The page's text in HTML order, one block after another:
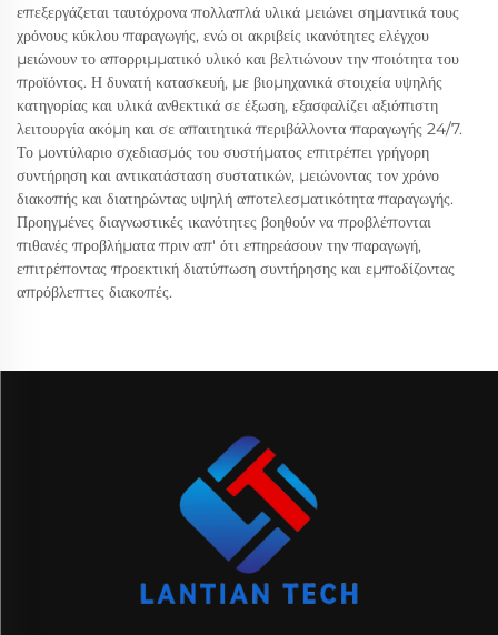
επεξεργάζεται ταυτόχρονα πολλαπλά υλικά μειώνει σημαντικά τους
χρόνους κύκλου παραγωγής, ενώ οι ακριβείς ικανότητες ελέγχου
μειώνουν το απορριμματικό υλικό και βελτιώνουν την ποιότητα του
προϊόντος. Η δυνατή κατασκευή, με βιομηχανικά στοιχεία υψηλής
κατηγορίας και υλικά ανθεκτικά σε έξωση, εξασφαλίζει αξιόπιστη
λειτουργία ακόμη και σε απαιτητικά περιβάλλοντα παραγωγής 24/7.
Το μοντύλαριο σχεδιασμός του συστήματος επιτρέπει γρήγορη
συντήρηση και αντικατάσταση συστατικών, μειώνοντας τον χρόνο
διακοπής και διατηρώντας υψηλή αποτελεσματικότητα παραγωγής.
Προηγμένες διαγνωστικές ικανότητες βοηθούν να προβλέπονται
πιθανές προβλήματα πριν απ' ότι επηρεάσουν την παραγωγή,
επιτρέποντας προεκτική διατύπωση συντήρησης και εμποδίζοντας
απρόβλεπτες διακοπές.